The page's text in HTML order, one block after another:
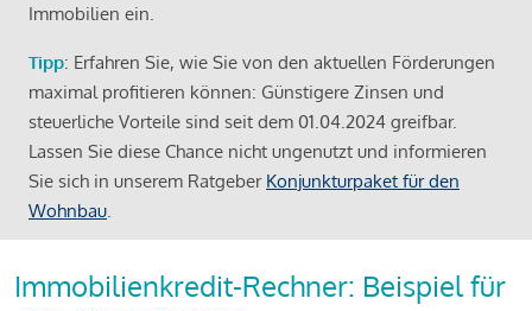
Immobilien ein.
Tipp: Erfahren Sie, wie Sie von den aktuellen Förderungen
maximal profitieren können: Günstigere Zinsen und
steuerliche Vorteile sind seit dem 01.04.2024 greifbar.
Lassen Sie diese Chance nicht ungenutzt und informieren
Sie sich in unserem Ratgeber Konjunkturpaket für den
Wohnbau.
Immobilienkredit-Rechner: Beispiel für